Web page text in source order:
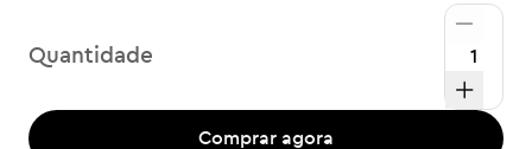
Quantidade
Comprar agora